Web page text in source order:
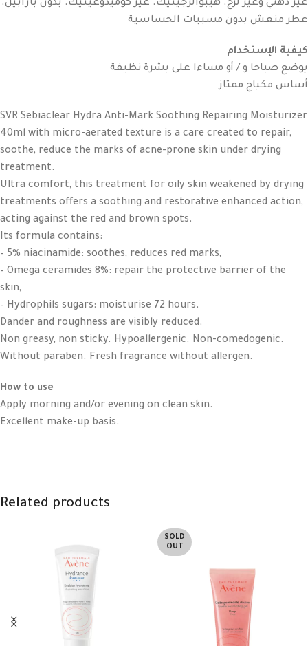
غير دهني وغير لزج. هيبوالرجينيك. غير كوميدوغينيك. بدون بارابين.
عطر منعش بدون مسببات الحساسية
كيفية الإستخدام
يوضع صباحا و / أو مساءا على بشرة نظيفة
أساس مكياج ممتاز
SVR Sebiaclear Hydra Anti-Mark Soothing Repairing Moisturizer
40ml with micro-aerated texture is a care created to repair,
soothe, reduce the marks of acne-prone skin under drying
treatment.
Ultra comfort, this treatment for oily skin weakened by drying
treatments offers a soothing and restorative enhanced action,
acting against the red and brown spots.
Its formula contains:
– 5% niacinamide: soothes, reduces red marks,
– Omega ceramides 8%: repair the protective barrier of the
skin,
– Hydrophils sugars: moisturise 72 hours.
Dander and roughness are visibly reduced.
Non greasy, non sticky. Hypoallergenic. Non-comedogenic.
Without paraben. Fresh fragrance without allergen.
How to use
Apply morning and/or evening on clean skin.
Excellent make-up basis.
Related products
SOLD
OUT